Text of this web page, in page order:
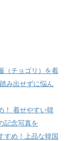
（チョゴリ）を着
み出せずに悩ん
！ 着せやすい韓
記念写真を
すめ！上品な韓国